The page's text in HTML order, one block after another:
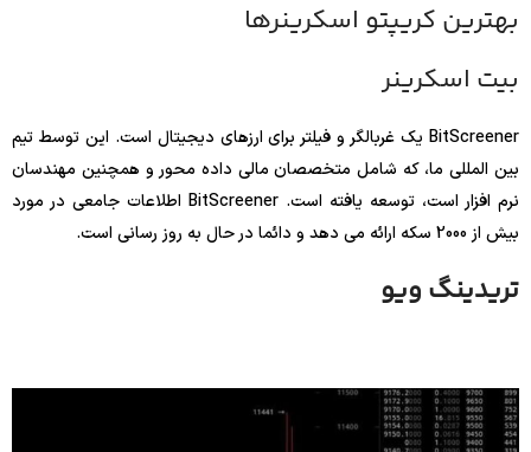
بهترین کریپتو اسکرینرها
بیت اسکرینر
BitScreener یک غربالگر و فیلتر برای ارزهای دیجیتال است. این توسط تیم
بین المللی ما، که شامل متخصصان مالی داده محور و همچنین مهندسان
نرم افزار است، توسعه یافته است. BitScreener اطلاعات جامعی در مورد
بیش از 2000 سکه ارائه می دهد و دائما در حال به روز رسانی است.
تریدینگ ویو